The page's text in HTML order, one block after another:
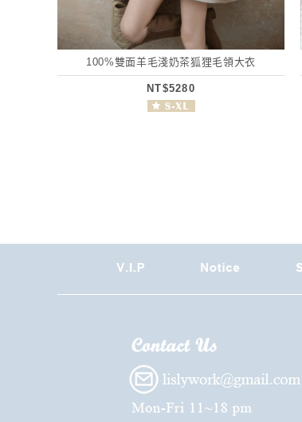
100%雙面羊毛淺奶茶狐狸毛領大衣
NT$5280